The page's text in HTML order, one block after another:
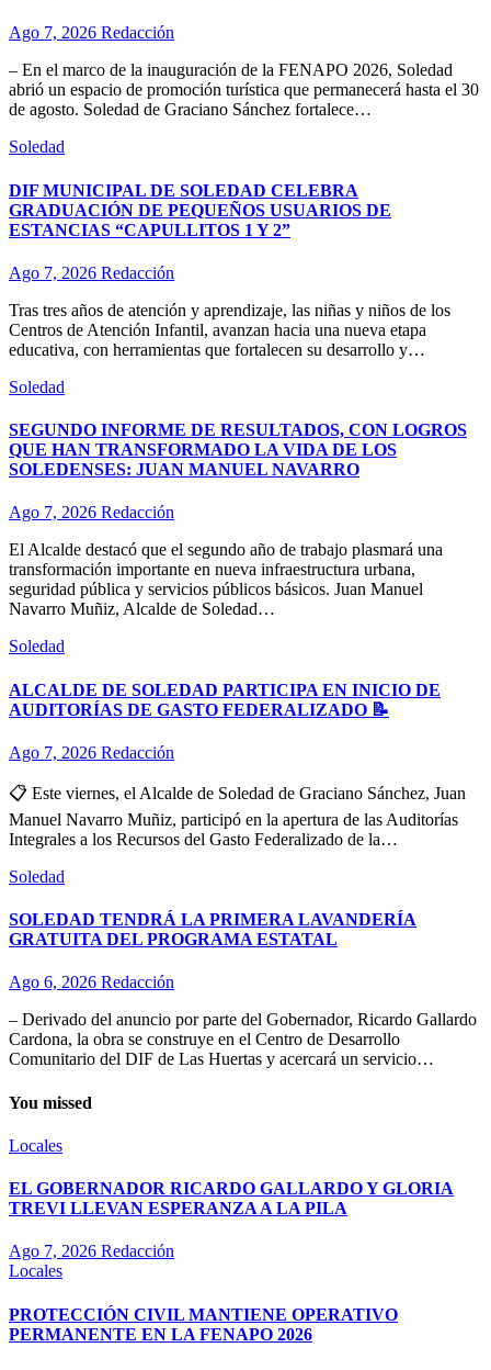
Ago 7, 2026 Redacción
– En el marco de la inauguración de la FENAPO 2026, Soledad
abrió un espacio de promoción turística que permanecerá hasta el 30
de agosto. Soledad de Graciano Sánchez fortalece…
Soledad
DIF MUNICIPAL DE SOLEDAD CELEBRA
GRADUACIÓN DE PEQUEÑOS USUARIOS DE
ESTANCIAS “CAPULLITOS 1 Y 2”
Ago 7, 2026 Redacción
Tras tres años de atención y aprendizaje, las niñas y niños de los
Centros de Atención Infantil, avanzan hacia una nueva etapa
educativa, con herramientas que fortalecen su desarrollo y…
Soledad
SEGUNDO INFORME DE RESULTADOS, CON LOGROS
QUE HAN TRANSFORMADO LA VIDA DE LOS
SOLEDENSES: JUAN MANUEL NAVARRO
Ago 7, 2026 Redacción
El Alcalde destacó que el segundo año de trabajo plasmará una
transformación importante en nueva infraestructura urbana,
seguridad pública y servicios públicos básicos. Juan Manuel
Navarro Muñiz, Alcalde de Soledad…
Soledad
ALCALDE DE SOLEDAD PARTICIPA EN INICIO DE
AUDITORÍAS DE GASTO FEDERALIZADO 📝
Ago 7, 2026 Redacción
📋 Este viernes, el Alcalde de Soledad de Graciano Sánchez, Juan
Manuel Navarro Muñiz, participó en la apertura de las Auditorías
Integrales a los Recursos del Gasto Federalizado de la…
Soledad
SOLEDAD TENDRÁ LA PRIMERA LAVANDERÍA
GRATUITA DEL PROGRAMA ESTATAL
Ago 6, 2026 Redacción
– Derivado del anuncio por parte del Gobernador, Ricardo Gallardo
Cardona, la obra se construye en el Centro de Desarrollo
Comunitario del DIF de Las Huertas y acercará un servicio…
You missed
Locales
EL GOBERNADOR RICARDO GALLARDO Y GLORIA
TREVI LLEVAN ESPERANZA A LA PILA
Ago 7, 2026 Redacción
Locales
PROTECCIÓN CIVIL MANTIENE OPERATIVO
PERMANENTE EN LA FENAPO 2026